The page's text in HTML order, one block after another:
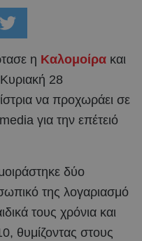
η Καλομοίρα και
28
να προχωράει σε
για την επέτειό
δύο
της λογαριασμό
τους χρόνια και
θυμίζοντας στους